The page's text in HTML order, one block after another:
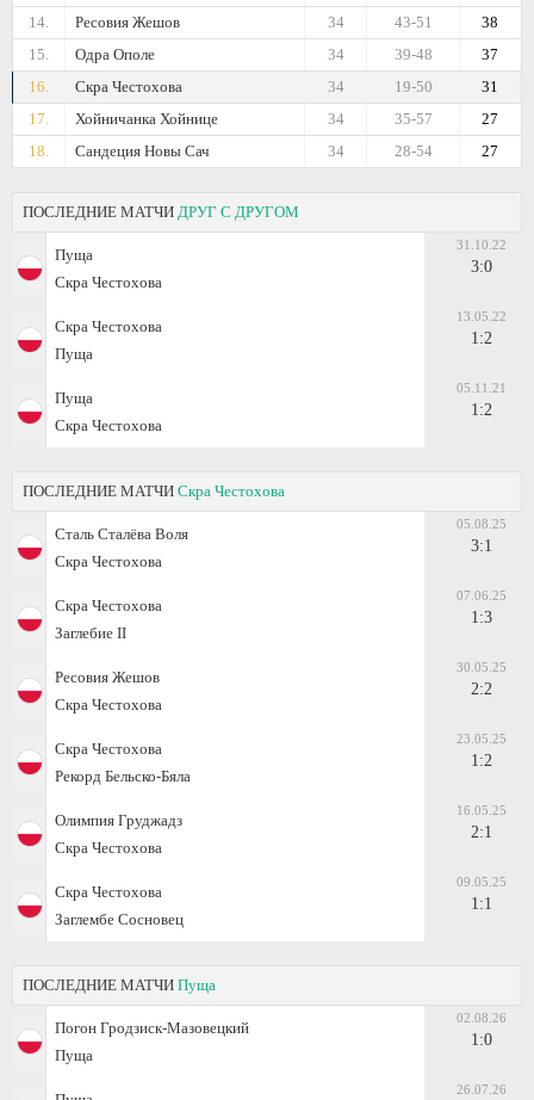
14.
Ресовия Жешов 38
43-51
34
15.
Одра Ополе 37
39-48
34
16.
Скра Честохова 31
19-50
34
17.
Хойничанка Хойнице 27
35-57
34
18.
Сандеция Новы Сач 27
28-54
34
ПОСЛЕДНИЕ МАТЧИ ДРУГ С ДРУГОМ
Пуща
Скра Честохова
31.10.22
3:0
Скра Честохова
Пуща
13.05.22
1:2
Пуща
Скра Честохова
05.11.21
1:2
ПОСЛЕДНИЕ МАТЧИ Скра Честохова
Сталь Сталёва Воля
Скра Честохова
05.08.25
3:1
Скра Честохова
Заглебие II
07.06.25
1:3
Ресовия Жешов
Скра Честохова
30.05.25
2:2
Скра Честохова
Рекорд Бельско-Бяла
23.05.25
1:2
Олимпия Груджадз
Скра Честохова
16.05.25
2:1
Скра Честохова
Заглембе Сосновец
09.05.25
1:1
ПОСЛЕДНИЕ МАТЧИ Пуща
Погон Гродзиск-Мазовецкий
Пуща
02.08.26
1:0
26.07.26